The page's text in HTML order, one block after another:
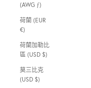
(AWG ƒ)
荷蘭 (EUR
€)
荷蘭加勒比
區 (USD $)
莫三比克
(USD $)